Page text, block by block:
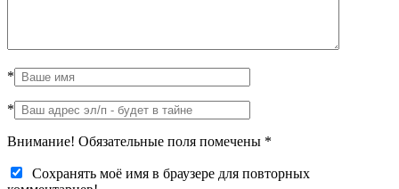
*
*
Внимание! Обязательные поля помечены *
Сохранять моё имя в браузере для повторных